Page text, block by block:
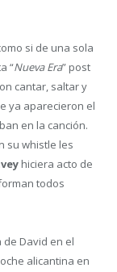
si de una sola
“Nueva Era” post
cantar, saltar y
ya aparecieron el
en la canción.
su whistle les
hiciera acto de
todos
de David en el
alicantina en